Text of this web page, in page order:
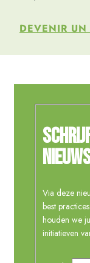
DEVENIR UN